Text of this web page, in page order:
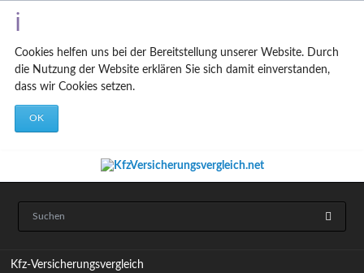
Cookies helfen uns bei der Bereitstellung unserer Website. Durch
die Nutzung der Website erklären Sie sich damit einverstanden,
dass wir Cookies setzen.
OK
Kfz-Versicherungsvergleich